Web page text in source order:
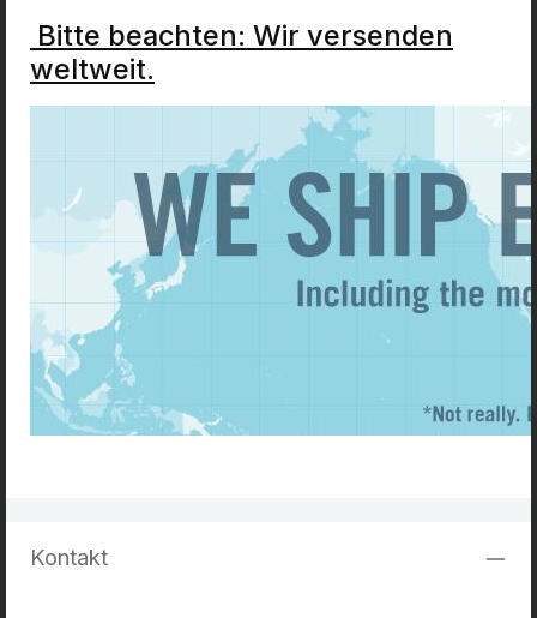
Bitte beachten: Wir versenden
weltweit.
Kontakt